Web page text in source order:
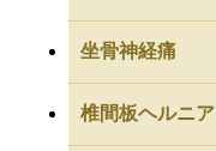
坐骨神経痛
椎間板ヘルニア